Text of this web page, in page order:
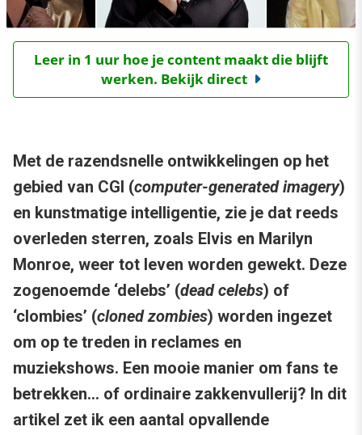
Leer in 1 uur hoe je content maakt die blijft
werken. Bekijk direct
Met de razendsnelle ontwikkelingen op het
gebied van CGI (computer-generated imagery)
en kunstmatige intelligentie, zie je dat reeds
overleden sterren, zoals Elvis en Marilyn
Monroe, weer tot leven worden gewekt. Deze
zogenoemde ‘delebs’ (dead celebs) of
‘clombies’ (cloned zombies) worden ingezet
om op te treden in reclames en
muziekshows. Een mooie manier om fans te
betrekken… of ordinaire zakkenvullerij? In dit
artikel zet ik een aantal opvallende